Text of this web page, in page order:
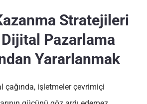
Stratejileri
Dijital Pazarlama
Yararlanmak
çağında, işletmeler çevrimiçi